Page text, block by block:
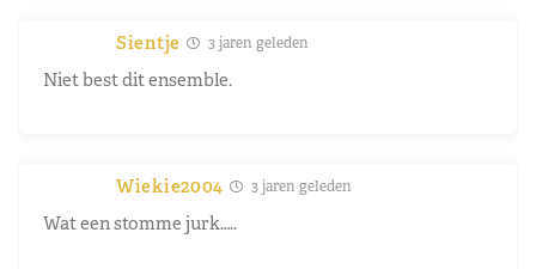
Sientje 3 jaren geleden
Niet best dit ensemble.
Wiekie2004 3 jaren geleden
Wat een stomme jurk…..